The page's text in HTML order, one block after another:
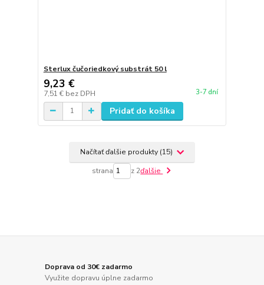
Sterlux čučoriedkový substrát 50 l
9,23 €
7,51 € bez DPH 3-7 dní
Pridať do košíka
Načítať ďalšie produkty (15)
strana z 2ďalšie
Doprava od 30€ zadarmo
Využite dopravu úplne zadarmo